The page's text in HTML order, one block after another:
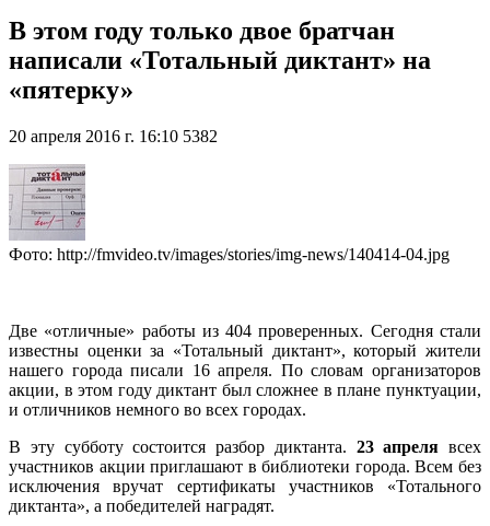
В этом году только двое братчан
написали «Тотальный диктант» на
«пятерку»
20 апреля 2016 г. 16:10 5382
Фото: http://fmvideo.tv/images/stories/img-news/140414-04.jpg
Две «отличные» работы из 404 проверенных. Сегодня стали
известны оценки за «Тотальный диктант», который жители
нашего города писали 16 апреля. По словам организаторов
акции, в этом году диктант был сложнее в плане пунктуации,
и отличников немного во всех городах.
В эту субботу состоится разбор диктанта. 23 апреля всех
участников акции приглашают в библиотеки города. Всем без
исключения вручат сертификаты участников «Тотального
диктанта», а победителей наградят.